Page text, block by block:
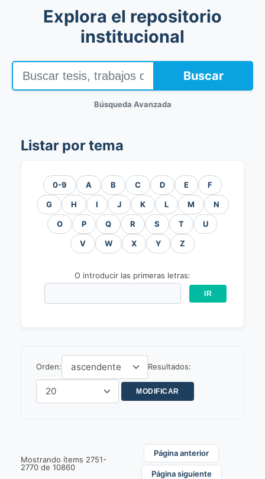
Explora el repositorio
institucional
Buscar
Búsqueda Avanzada
Listar por tema
0-9 A B C D E F
G H I J K L M N
O P Q R S T U
V W X Y Z
O introducir las primeras letras:
Orden: Resultados:
Mostrando ítems 2751-
2770 de 10860
Página anterior
Página siguiente